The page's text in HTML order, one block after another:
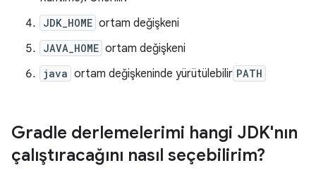
JDK_HOME ortam değişkeni
JAVA_HOME ortam değişkeni
java ortam değişkeninde yürütülebilir PATH
Gradle derlemelerimi hangi JDK'nın
çalıştıracağını nasıl seçebilirim?